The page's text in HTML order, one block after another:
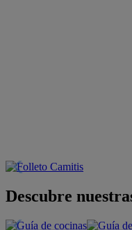
Descubre